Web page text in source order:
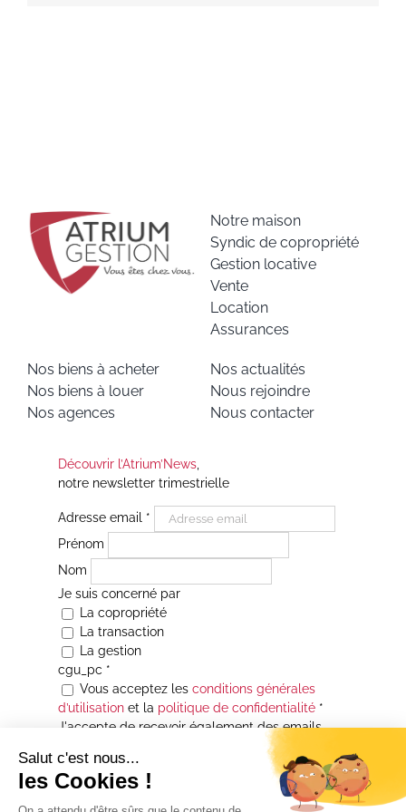
Notre maison
Syndic de copropriété
Gestion locative
Vente
Location
Assurances
Nos biens à acheter
Nos biens à louer
Nos agences
Nos actualités
Nous rejoindre
Nous contacter
Découvrir l’Atrium’News,
notre newsletter trimestrielle
Adresse email *
Prénom
Nom
Je suis concerné par
La copropriété
La transaction
La gestion
cgu_pc *
Vous acceptez les conditions générales
d’utilisationet la politique de confidentialité*
J'accepte de recevoir également des emails
Je souhaite être informé(e) de toutes les
actualités immobilières des agences de la
Maison Atrium Gestion. À tout moment, vous
pourrez utiliser le lien de désabonnement